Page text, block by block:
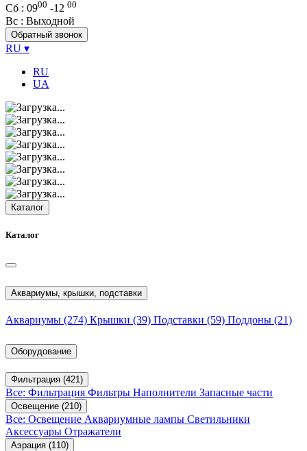
Сб : 0900 -12 00
Вс : Выходной
Обратный звонок
RU ▾
RU
UA
Каталог
Каталог
Аквариумы, крышки, подставки
Аквариумы (274) Крышки (39) Подставки (59) Поддоны (21)
Оборудование
Фильтрация (421)
Все: Фильтрация Фильтры Наполнители Запасные части
Освещение (210)
Все: Освещение Аквариумные лампы Светильники
Аксессуары Отражатели
Аэрация (110)